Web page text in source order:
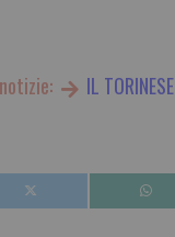
IL TORINESE